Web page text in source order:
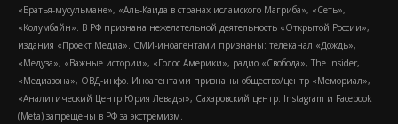
«Братья-мусульмане», «Аль-Каида в странах исламского Магриба», «Сеть»,
«Колумбайн». В РФ признана нежелательной деятельность «Открытой России»,
издания «Проект Медиа». СМИ-иноагентами признаны: телеканал «Дождь»,
«Медуза», «Важные истории», «Голос Америки», радио «Свобода», The Insider,
«Медиазона», ОВД-инфо. Иноагентами признаны общество/центр «Мемориал»,
«Аналитический Центр Юрия Левады», Сахаровский центр. Instagram и Facebook
(Metа) запрещены в РФ за экстремизм.